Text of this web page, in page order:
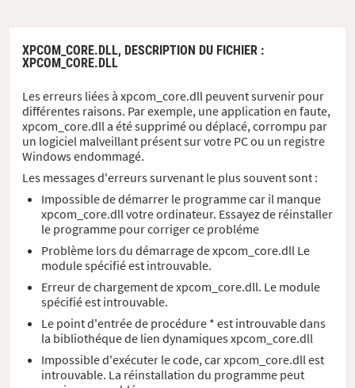
XPCOM_CORE.DLL, DESCRIPTION DU FICHIER :
XPCOM_CORE.DLL
Les erreurs liées à xpcom_core.dll peuvent survenir pour
différentes raisons. Par exemple, une application en faute,
xpcom_core.dll a été supprimé ou déplacé, corrompu par
un logiciel malveillant présent sur votre PC ou un registre
Windows endommagé.
Les messages d'erreurs survenant le plus souvent sont :
Impossible de démarrer le programme car il manque
xpcom_core.dll votre ordinateur. Essayez de réinstaller
le programme pour corriger ce probléme
Problème lors du démarrage de xpcom_core.dll Le
module spécifié est introuvable.
Erreur de chargement de xpcom_core.dll. Le module
spécifié est introuvable.
Le point d'entrée de procédure * est introuvable dans
la bibliothéque de lien dynamiques xpcom_core.dll
Impossible d'exécuter le code, car xpcom_core.dll est
introuvable. La réinstallation du programme peut